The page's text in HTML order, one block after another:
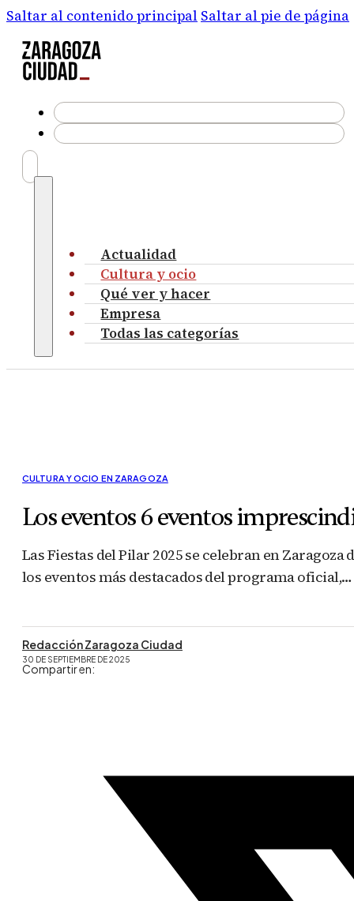
Saltar al contenido principal Saltar al pie de página
Actualidad
Cultura y ocio
Qué ver y hacer
Empresa
Todas las categorías
CULTURA Y OCIO EN ZARAGOZA
Los eventos 6 eventos
Las Fiestas del Pilar 2025 se celebran en
los eventos más destacados del programa oficial,…
Redacción Zaragoza Ciudad
30 DE SEPTIEMBRE DE 2025
Compartir en: